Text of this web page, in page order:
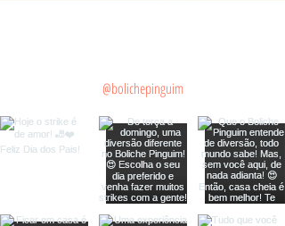
@bolichepinguim